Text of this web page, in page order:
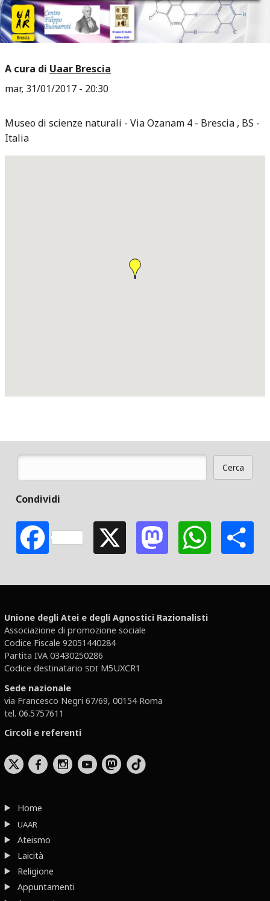
A cura di Uaar Brescia
mar, 31/01/2017 - 20:30
Museo di scienze naturali Via Ozanam 4 Brescia , BS
Italia
Cerca
Condividi
FacebookX Mastodon
Unione degli Atei e degli Agnostici Razionalisti
Associazione di promozione sociale
Codice Fiscale 92051440284
Partita IVA 03430250286
Codice destinatario SDI M5UXCR1
Sede nazionale
via Francesco Negri 67/69, 00154 Roma
tel. 06.5757611
Circoli e referenti
b x r
Home
UAAR
Ateismo
Laicità
Religione
Appuntamenti